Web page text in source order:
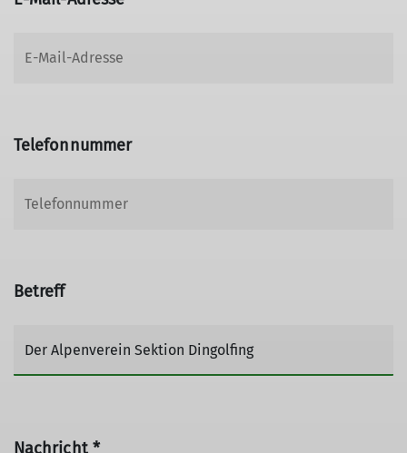
Telefonnummer
Betreff
Nachricht *